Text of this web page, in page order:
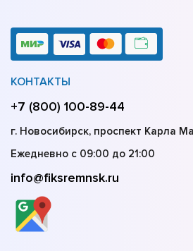
КОНТАКТЫ
+7 (800) 100-89-44
г. Новосибирск, проспект Карла
Ежедневно с 09:00 до 21:00
info@fiksremnsk.ru